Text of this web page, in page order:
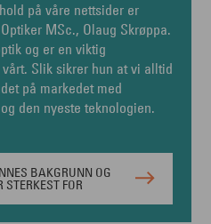
på våre nettsider er
MSc., Olaug Skrøppa.
og er en viktig
Slik sikrer hun at vi alltid
på markedet med
den nyeste teknologien.
BAKGRUNN OG
FOR